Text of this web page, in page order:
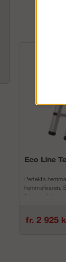
Eco Line
Perfekta
hemmafixaren.
för att minimera
fr. 2 925